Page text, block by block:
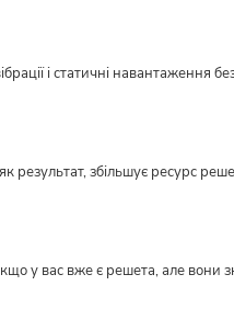
і статичні навантаження
результат, збільшує ресурс
у вас вже є решета, але вони